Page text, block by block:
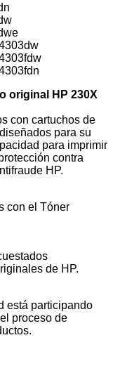
original HP 230X
con cartuchos de
para su
para imprimir
contra
HP.
con el Tóner
de HP.
está participando
proceso de